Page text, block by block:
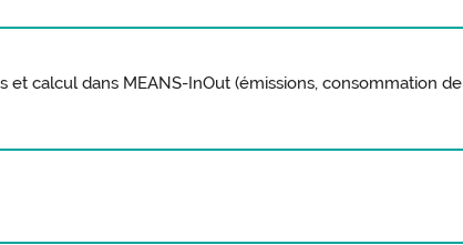
et calcul dans MEANS-InOut (émissions, consommation de